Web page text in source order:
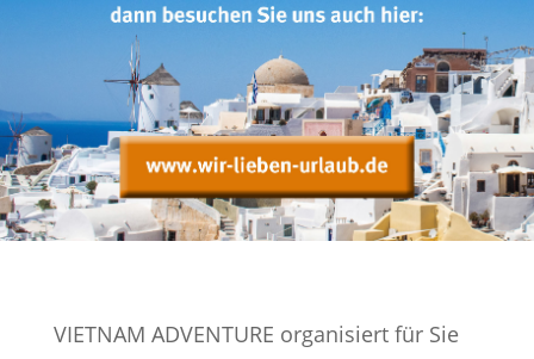
VIETNAM ADVENTURE organisiert für Sie